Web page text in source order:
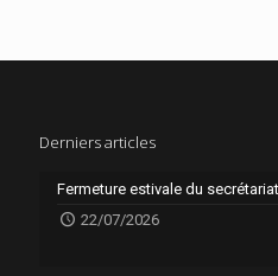
Derniers articles
Fermeture estivale du
22/07/2026